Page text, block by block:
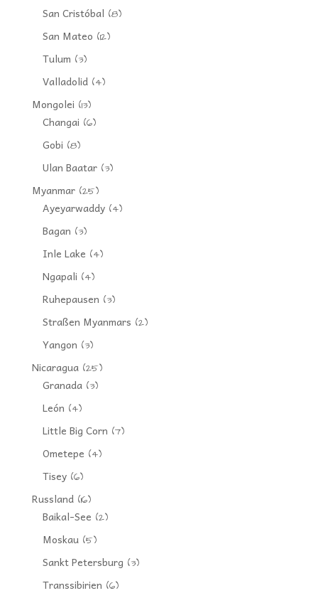
San Cristóbal (8)
San Mateo (12)
Tulum (3)
Valladolid(4)
Mongolei (13)
Changai (6)
Gobi (8)
Ulan Baatar(3)
Myanmar(25)
Ayeyarwaddy(4)
Bagan (3)
Inle Lake (4)
Ngapali (4)
Ruhepausen (3)
Straßen Myanmars (2)
Yangon (3)
Nicaragua(25)
Granada(3)
León (4)
Little Big Corn (7)
Ometepe (4)
Tisey(6)
Russland(16)
Baikal-See (2)
Moskau(5)
Sankt Petersburg (3)
Transsibirien (6)